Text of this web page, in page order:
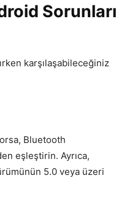
Sorunları
karşılaşabileceğiniz
Bluetooth
eşleştirin. Ayrıca,
5.0 veya üzeri